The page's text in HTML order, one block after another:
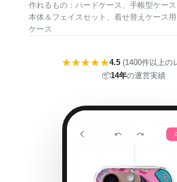
作れるもの：ハードケース、手帳型ケー
本体＆フェイスセット、着せ替えケース
ケース
★★★★★4.5 (1400件以上の
📦14年の運営実績